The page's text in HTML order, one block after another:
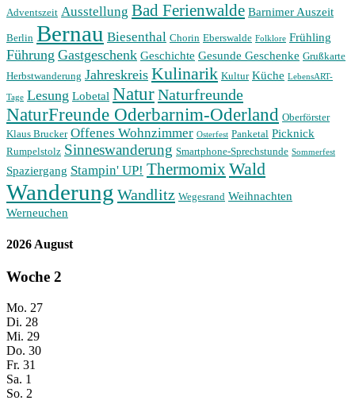
Adventszeit Ausstellung Bad Ferienwalde Barnimer Auszeit
Berlin Bernau Biesenthal Chorin Eberswalde Folklore Frühling
Führung Gastgeschenk Geschichte Gesunde Geschenke Grußkarte
Herbstwanderung Jahreskreis Kulinarik Kultur Küche LebensART-
Tage Lesung Lobetal NaturNaturfreunde
NaturFreunde Oderbarnim-Oderland Oberförster
Klaus Brucker Offenes Wohnzimmer Osterfest Panketal Picknick
Rumpelstolz Sinneswanderung Smartphone-Sprechstunde Sommerfest
Spaziergang Stampin' UP! ThermomixWald
Wanderung Wandlitz Wegesrand Weihnachten
Werneuchen
2026 August
Woche 2
Mo. 27
Di. 28
Mi. 29
Do. 30
Fr. 31
Sa. 1
So. 2